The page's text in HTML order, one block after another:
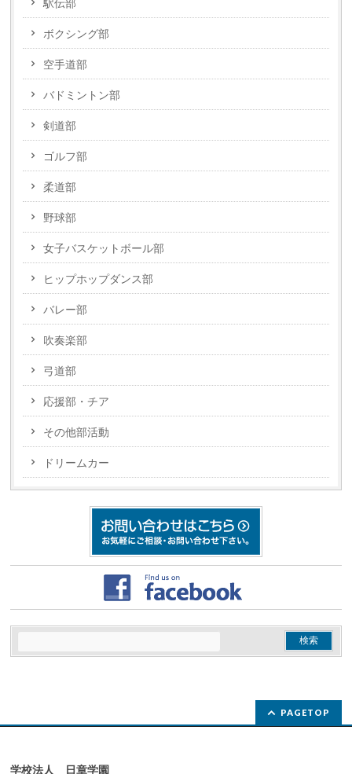
駅伝部
ボクシング部
空手道部
バドミントン部
剣道部
ゴルフ部
柔道部
野球部
女子バスケットボール部
ヒップホップダンス部
バレー部
吹奏楽部
弓道部
応援部・チア
その他部活動
ドリームカー
PAGETOP
学校法人 日章学園